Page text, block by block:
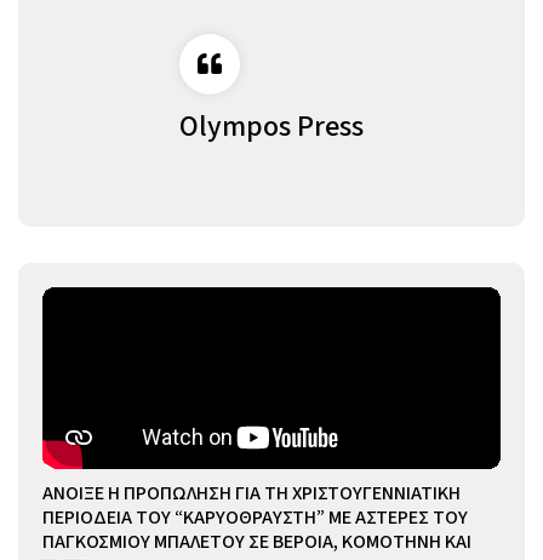
Olympos Press
ΑΝΟΙΞΕ Η ΠΡΟΠΩΛΗΣΗ ΓΙΑ ΤΗ ΧΡΙΣΤΟΥΓΕΝΝΙΑΤΙΚΗ
ΠΕΡΙΟΔΕΙΑ ΤΟΥ “ΚΑΡΥΟΘΡΑΥΣΤΗ” ΜΕ ΑΣΤΕΡΕΣ ΤΟΥ
ΠΑΓΚΟΣΜΙΟΥ ΜΠΑΛΕΤΟΥ ΣΕ ΒΕΡΟΙΑ, ΚΟΜΟΤΗΝΗ ΚΑΙ